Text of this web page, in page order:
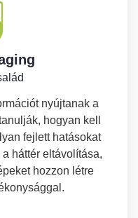
nyújtanak a
hogyan kell
fejlett hatásokat
háttér eltávolítása,
hozzon létre